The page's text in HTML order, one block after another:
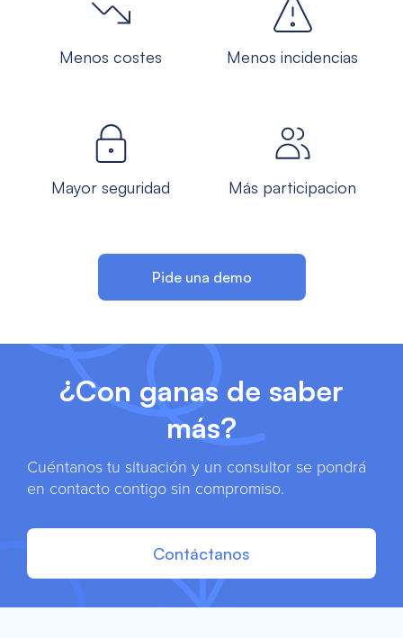
Menos costes Menos incidencias
Mayor seguridad Más participacion
Pide una demo
¿Con ganas de saber
más?
Cuéntanos tu situación y un consultor se pondrá
en contacto contigo sin compromiso.
Contáctanos